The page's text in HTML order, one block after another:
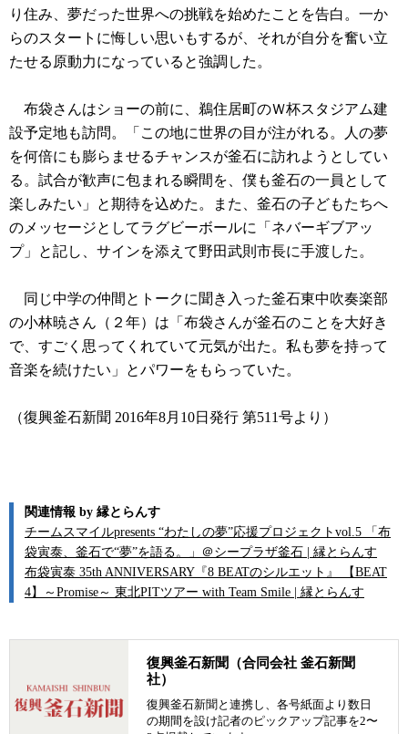
り住み、夢だった世界への挑戦を始めたことを告白。一か
らのスタートに悔しい思いもするが、それが自分を奮い立
たせる原動力になっていると強調した。
布袋さんはショーの前に、鵜住居町のＷ杯スタジアム建
設予定地も訪問。「この地に世界の目が注がれる。人の夢
を何倍にも膨らませるチャンスが釜石に訪れようとしてい
る。試合が歓声に包まれる瞬間を、僕も釜石の一員として
楽しみたい」と期待を込めた。また、釜石の子どもたちへ
のメッセージとしてラグビーボールに「ネバーギブアッ
プ」と記し、サインを添えて野田武則市長に手渡した。
同じ中学の仲間とトークに聞き入った釜石東中吹奏楽部
の小林暁さん（２年）は「布袋さんが釜石のことを大好き
で、すごく思ってくれていて元気が出た。私も夢を持って
音楽を続けたい」とパワーをもらっていた。
（復興釜石新聞 2016年8月10日発行 第511号より）
関連情報 by 縁とらんす
チームスマイルpresents “わたしの夢”応援プロジェクトvol.5 「布
袋寅泰、釜石で“夢”を語る。」＠シープラザ釜石 | 縁とらんす
布袋寅泰 35th ANNIVERSARY『8 BEATのシルエット』 【BEAT
4】～Promise～ 東北PITツアー with Team Smile | 縁とらんす
復興釜石新聞（合同会社 釜石新聞
社）
復興釜石新聞と連携し、各号紙面より数日
の期間を設け記者のピックアップ記事を2〜